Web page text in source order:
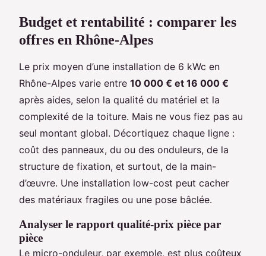
Budget et rentabilité : comparer les
offres en Rhône-Alpes
Le prix moyen d’une installation de 6 kWc en
Rhône-Alpes varie entre 10 000 € et 16 000 €
après aides, selon la qualité du matériel et la
complexité de la toiture. Mais ne vous fiez pas au
seul montant global. Décortiquez chaque ligne :
coût des panneaux, du ou des onduleurs, de la
structure de fixation, et surtout, de la main-
d’œuvre. Une installation low-cost peut cacher
des matériaux fragiles ou une pose bâclée.
Analyser le rapport qualité-prix pièce par
pièce
Le micro-onduleur, par exemple, est plus coûteux